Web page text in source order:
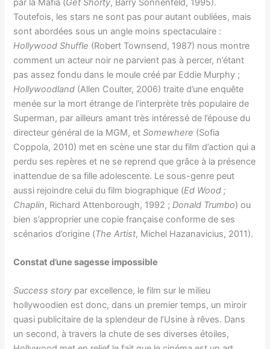
par la Mafia (Get Shorty, Barry Sonnenfeld, 1995).
Toutefois, les stars ne sont pas pour autant oubliées, mais
sont abordées sous un angle moins spectaculaire :
Hollywood Shuffle (Robert Townsend, 1987) nous montre
comment un acteur noir ne parvient pas à percer, n’étant
pas assez fondu dans le moule créé par Eddie Murphy ;
Hollywoodland (Allen Coulter, 2006) traite d’une enquête
menée sur la mort étrange de l’interprète très populaire de
Superman, par ailleurs amant très intéressé de l’épouse du
directeur général de la MGM, etSomewhere (Sofia
Coppola, 2010) met en scène une star du film d’action qui a
perdu ses repères et ne se reprend que grâce à la présence
inattendue de sa fille adolescente. Le sous-genre peut
aussi rejoindre celui du film biographique (Ed Wood ;
Chaplin, Richard Attenborough, 1992 ;Donald Trumbo) ou
bien s’approprier une copie française conforme de ses
scénarios d’origine (The Artist, Michel Hazanavicius, 2011).
Constat d’une sagesse impossible
Success story par excellence, le film sur le milieu
hollywoodien est donc, dans un premier temps, un miroir
quasi publicitaire de la splendeur de l’Usine à rêves. Dans
un second, à travers la chute de ses diverses étoiles,